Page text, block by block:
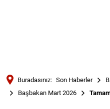
Buradasınız: Son Haberler
Başbakan Mart 2026